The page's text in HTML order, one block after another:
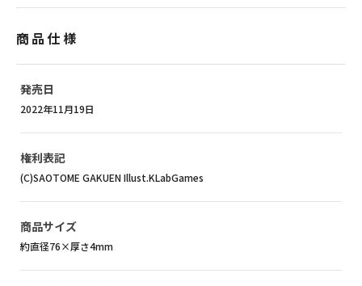
商品仕様
発売日
2022年11月19日
権利表記
(C)SAOTOME GAKUEN Illust.KLabGames
商品サイズ
約直径76×厚さ4mm